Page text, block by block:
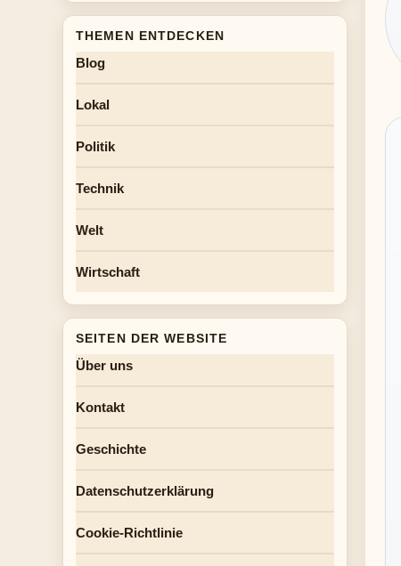
THEMEN ENTDECKEN
Blog
Lokal
Politik
Technik
Welt
Wirtschaft
SEITEN DER WEBSITE
Über uns
Kontakt
Geschichte
Datenschutzerklärung
Cookie-Richtlinie